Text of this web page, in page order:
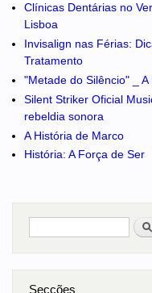
Clínicas Dentárias no
Lisboa
Invisalign nas Férias:
Tratamento
"Metade do Silêncio" _
Silent Striker Oficial
rebeldia sonora
A História de Marco
História: A Força de Ser
Pesquisar
Secções